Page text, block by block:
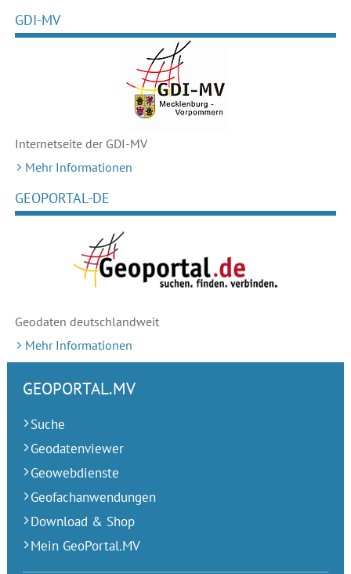
GDI-MV
Internetseite der GDI-MV
Mehr Informationen
GEOPORTAL-DE
Geodaten deutschlandweit
Mehr Informationen
GEOPORTAL.MV
Suche
Geodatenviewer
Geowebdienste
Geofachanwendungen
Download & Shop
Mein GeoPortal.MV